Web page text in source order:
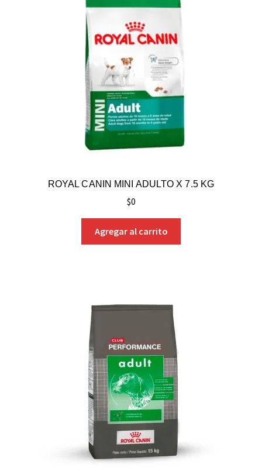
ROYAL CANIN MINI ADULTO X 7.5 KG
$0
Agregar al carrito